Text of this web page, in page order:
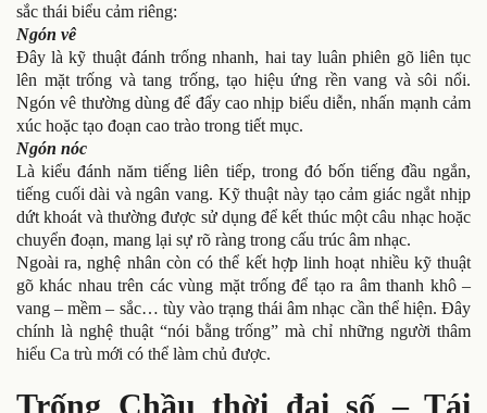
sắc thái biểu cảm riêng:
Ngón vê
Đây là kỹ thuật đánh trống nhanh, hai tay luân phiên gõ liên tục
lên mặt trống và tang trống, tạo hiệu ứng rền vang và sôi nổi.
Ngón vê thường dùng để đẩy cao nhịp biểu diễn, nhấn mạnh cảm
xúc hoặc tạo đoạn cao trào trong tiết mục.
Ngón nóc
Là kiểu đánh năm tiếng liên tiếp, trong đó bốn tiếng đầu ngắn,
tiếng cuối dài và ngân vang. Kỹ thuật này tạo cảm giác ngắt nhịp
dứt khoát và thường được sử dụng để kết thúc một câu nhạc hoặc
chuyển đoạn, mang lại sự rõ ràng trong cấu trúc âm nhạc.
Ngoài ra, nghệ nhân còn có thể kết hợp linh hoạt nhiều kỹ thuật
gõ khác nhau trên các vùng mặt trống để tạo ra âm thanh khô –
vang – mềm – sắc… tùy vào trạng thái âm nhạc cần thể hiện. Đây
chính là nghệ thuật “nói bằng trống” mà chỉ những người thâm
hiểu Ca trù mới có thể làm chủ được.
Trống Chầu thời đại số – Tái